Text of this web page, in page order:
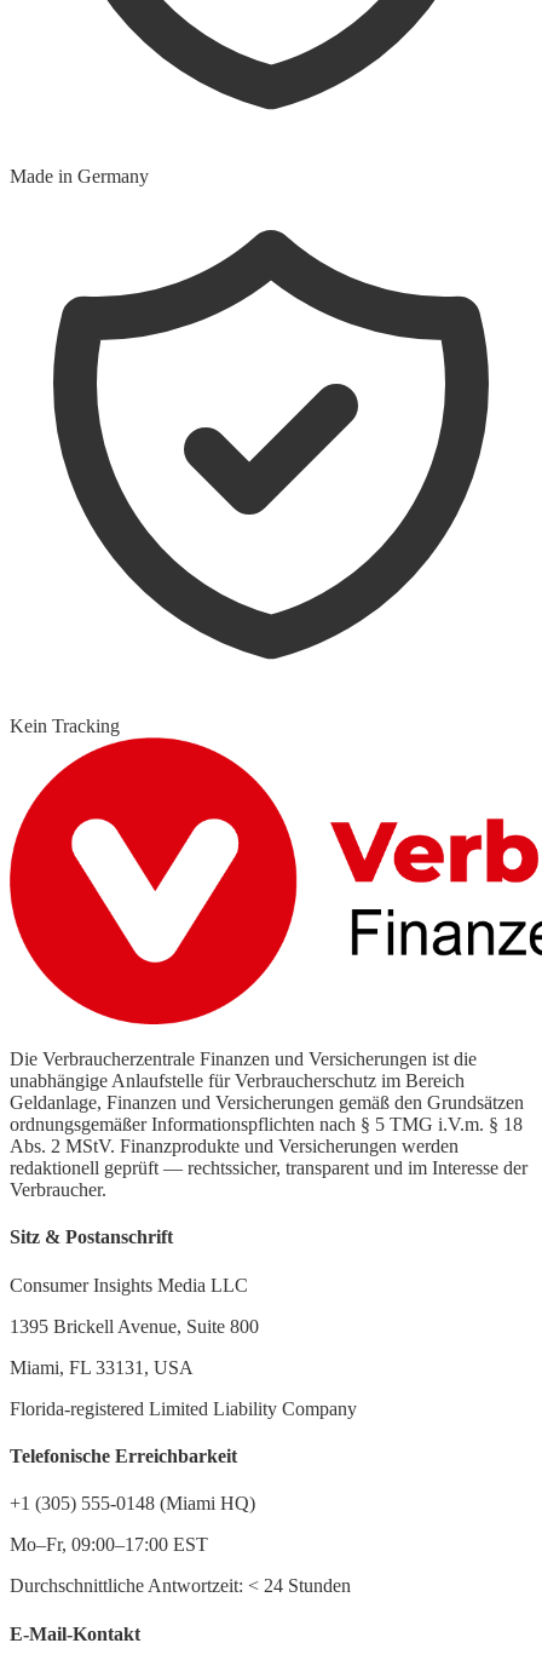
Made in Germany
Kein Tracking
Die Verbraucherzentrale Finanzen und Versicherungen ist die
unabhängige Anlaufstelle für Verbraucherschutz im Bereich
Geldanlage, Finanzen und Versicherungen gemäß den Grundsätzen
ordnungsgemäßer Informationspflichten nach § 5 TMG i.V.m. § 18
Abs. 2 MStV. Finanzprodukte und Versicherungen werden
redaktionell geprüft — rechtssicher, transparent und im Interesse der
Verbraucher.
Sitz & Postanschrift
Consumer Insights Media LLC
1395 Brickell Avenue, Suite 800
Miami, FL 33131, USA
Florida-registered Limited Liability Company
Telefonische Erreichbarkeit
+1 (305) 555-0148 (Miami HQ)
Mo–Fr, 09:00–17:00 EST
Durchschnittliche Antwortzeit: < 24 Stunden
E-Mail-Kontakt